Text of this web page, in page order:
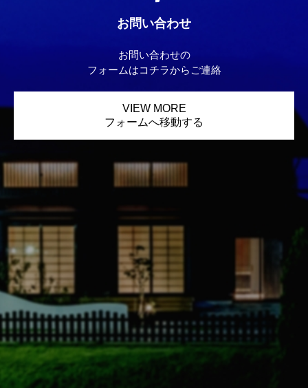
お問い合わせ
お問い合わせの
フォームはコチラからご連絡
VIEW MORE
フォームへ移動する